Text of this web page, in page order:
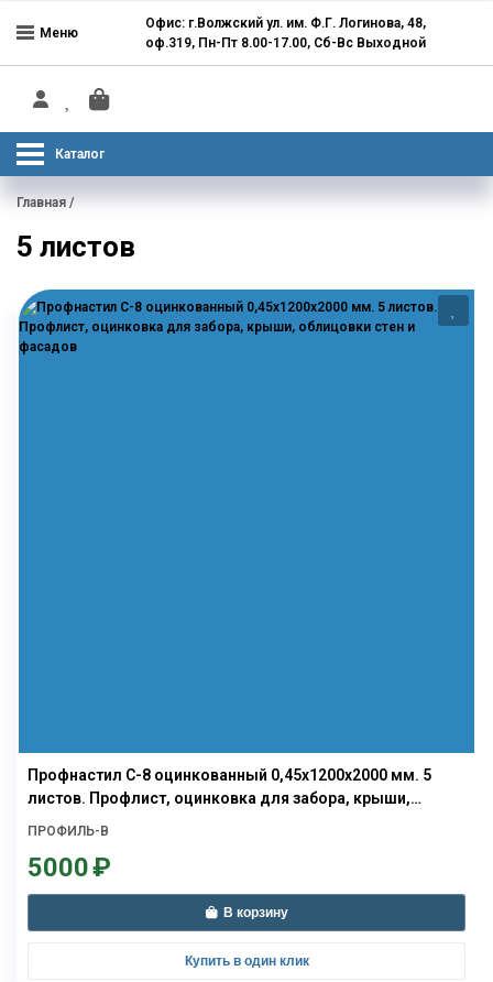
Меню
Офис: г.Волжский ул. им. Ф.Г. Логинова, 48,
оф.319, Пн-Пт 8.00-17.00, Сб-Вс Выходной
Каталог
Главная /
5 листов
Профнастил С-8 оцинкованный 0,45х1200х2000 мм. 5
листов. Профлист, оцинковка для забора, крыши,
облицовки стен и фасадов
ПРОФИЛЬ-В
5000₽
В корзину
Купить в один клик